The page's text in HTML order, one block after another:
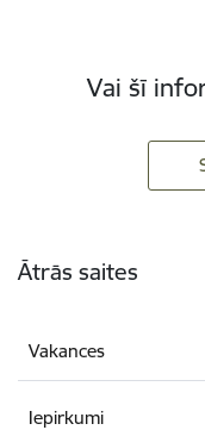
Vai šī
Ātrās saites
Vakances
Iepirkumi